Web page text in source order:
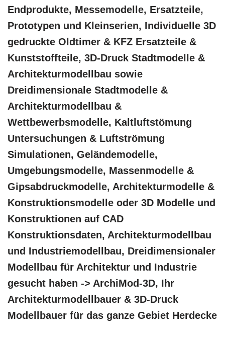
Endprodukte, Messemodelle, Ersatzteile,
Prototypen und Kleinserien, Individuelle 3D
gedruckte Oldtimer & KFZ Ersatzteile &
Kunststoffteile, 3D-Druck Stadtmodelle &
Architekturmodellbau sowie
Dreidimensionale Stadtmodelle &
Architekturmodellbau &
Wettbewerbsmodelle, Kaltluftstömung
Untersuchungen & Luftströmung
Simulationen, Geländemodelle,
Umgebungsmodelle, Massenmodelle &
Gipsabdruckmodelle, Architekturmodelle &
Konstruktionsmodelle oder 3D Modelle und
Konstruktionen auf CAD
Konstruktionsdaten, Architekturmodellbau
und Industriemodellbau, Dreidimensionaler
Modellbau für Architektur und Industrie
gesucht haben -> ArchiMod-3D, Ihr
Architekturmodellbauer & 3D-Druck
Modellbauer für das ganze Gebiet Herdecke